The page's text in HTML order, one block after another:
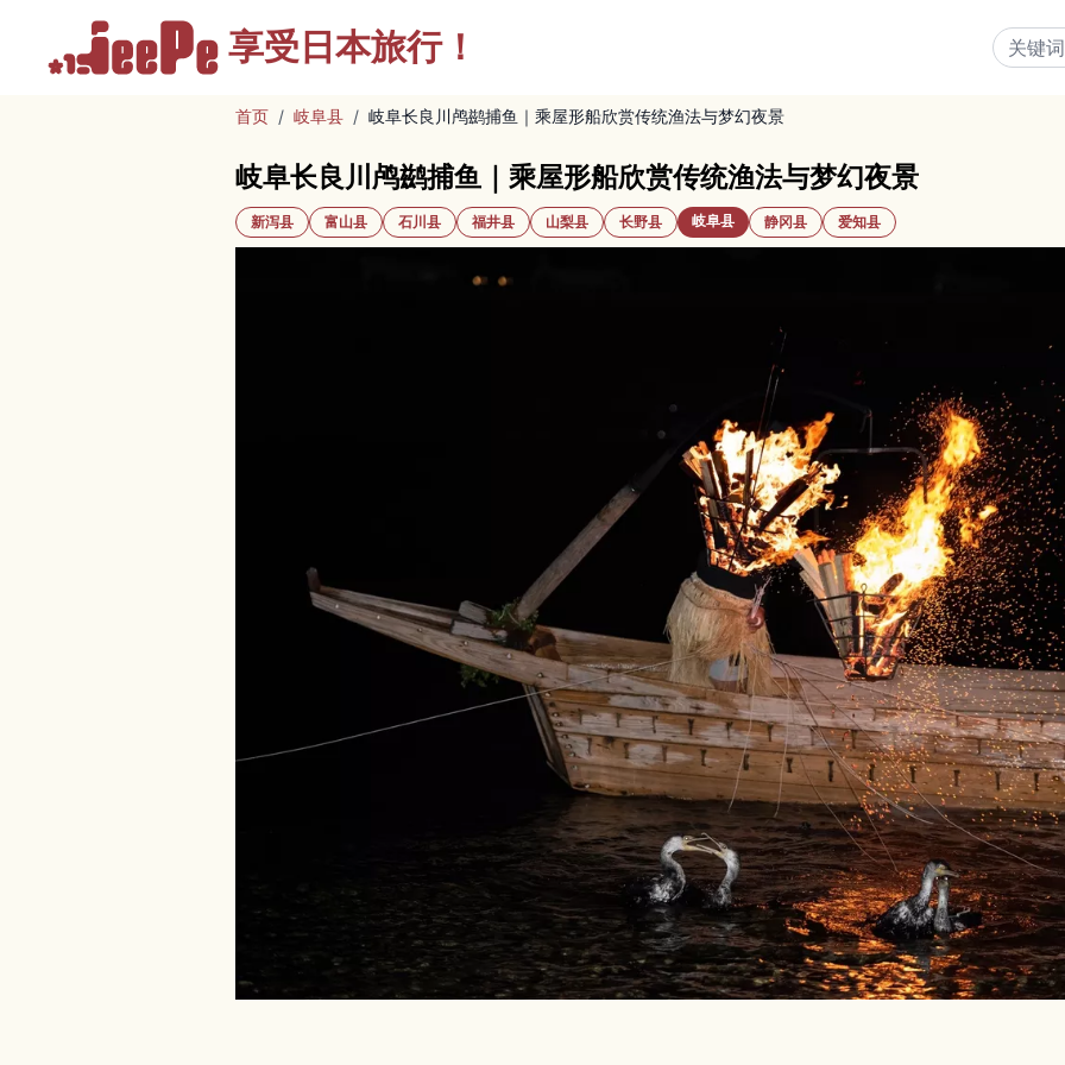
享受 日本旅行！
首页 / 岐阜县 / 岐阜长良川鸬鹚捕鱼｜乘屋形船欣赏传统渔法与梦幻夜景
岐阜长良川鸬鹚捕鱼｜乘屋形船欣赏传统渔法与梦幻夜景
新泻县 富山县 石川县 福井县 山梨县 长野县 岐阜县 静冈县 爱知县